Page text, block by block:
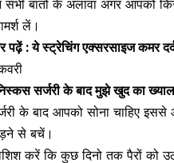
सभी बातों के अलावा अगर आपको
लें।
पढ़ें :ये स्ट्रेचिंग एक्सरसाइज कमर
सर्जरी के बाद मुझे खुद का
के बाद आपको सोना चाहिए
से बचें।
करें कि कुछ दिनो तक पैरों को